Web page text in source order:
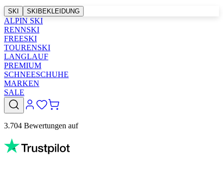
SKI SKIBEKLEIDUNG
ALPIN SKI
RENNSKI
FREESKI
TOURENSKI
LANGLAUF
PREMIUM
SCHNEESCHUHE
MARKEN
SALE
3.704 Bewertungen auf